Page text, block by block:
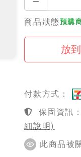
商品狀態預購
付款方式：
保固資訊
細說明)
此商品被